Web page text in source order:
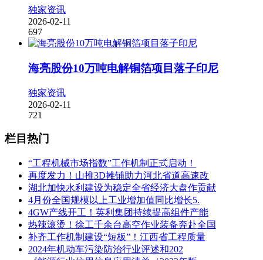
独家资讯
2026-02-11
697
海亮股份10万吨电解铜箔项目落子印尼
独家资讯
2026-02-11
721
栏目热门
“工程机械市场指数”工作机制正式启动！
再度发力！山推3D摊铺助力河北省道高速改
湖北加快水利建设为稳定全省经济大盘作贡献
4月份全国规模以上工业增加值同比增长5.
4GW产线开工！英利集团持续提高组件产能
热辣滚烫！徐工千余台高空作业装备奔赴全国
补齐工作机制建设“短板”！江西省工程质量
2024年机动车污染防治行业评述和202